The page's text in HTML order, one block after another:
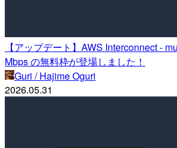
【アップデート】AWS Interconnect -
Mbps の無料枠が登場しました！
Guri / Hajime Oguri
2026.05.31